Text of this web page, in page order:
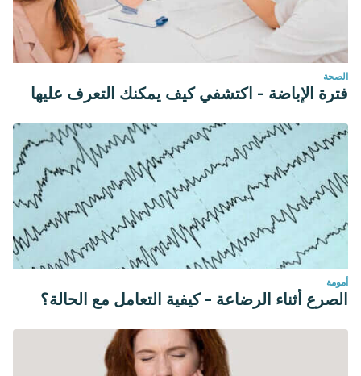
الصحة
فترة الإباضة - اكتشفي كيف يمكنك التعرف عليها
أمومة
الصرع أثناء الرضاعة - كيفية التعامل مع الحالة؟